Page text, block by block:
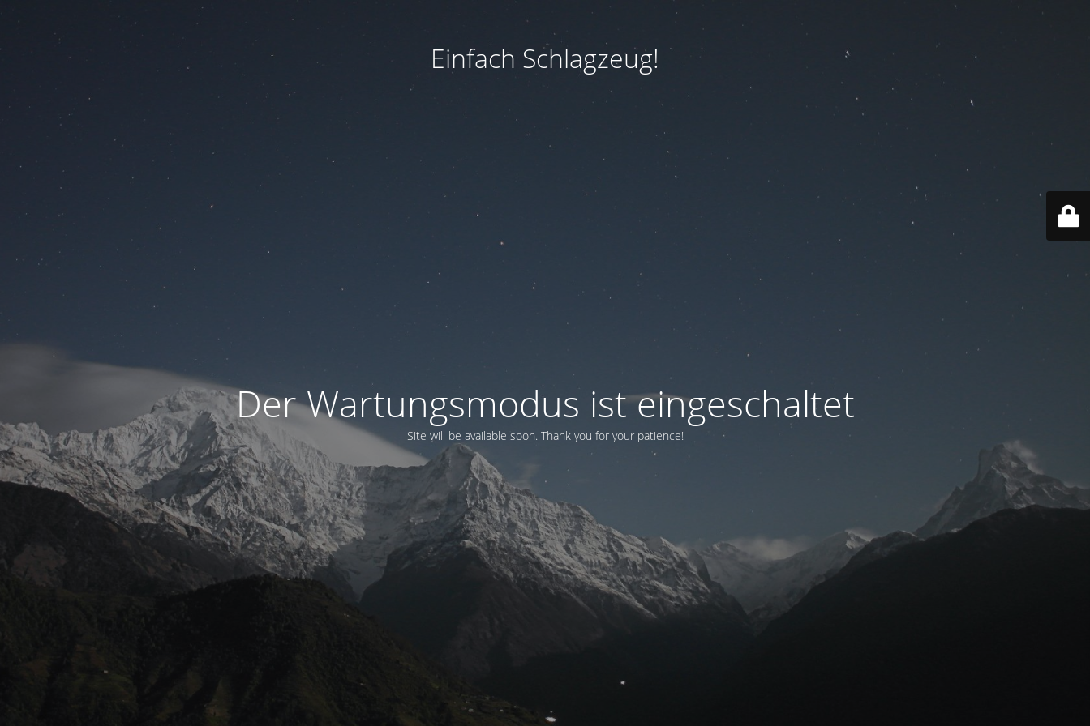
Einfach Schlagzeug!
Der Wartungsmodus ist eingeschaltet
Site will be available soon. Thank you for your patience!